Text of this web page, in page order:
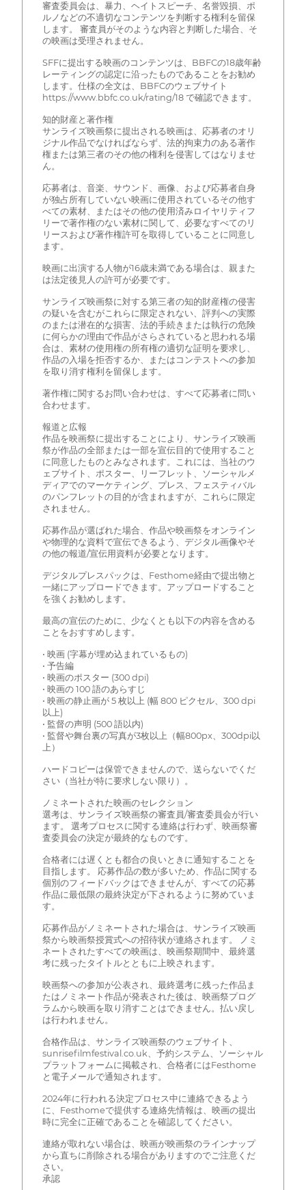
審査委員会は、暴力、ヘイトスピーチ、名誉毀損、ポ
ルノなどの不適切なコンテンツを判断する権利を留保
します。 審査員がそのような内容と判断した場合、そ
の映画は受理されません。
SFFに提出する映画のコンテンツは、BBFCの18歳年齢
レーティングの認定に沿ったものであることをお勧め
します。仕様の全文は、BBFCのウェブサイト
https://www.bbfc.co.uk/rating/18 で確認できます。
知的財産と著作権
サンライズ映画祭に提出される映画は、応募者のオリ
ジナル作品でなければならず、法的拘束力のある著作
権または第三者のその他の権利を侵害してはなりませ
ん。
応募者は、音楽、サウンド、画像、および応募者自身
が独占所有していない映画に使用されているその他す
べての素材、またはその他の使用済みロイヤリティフ
リーで著作権のない素材に関して、必要なすべてのリ
リースおよび著作権許可を取得していることに同意し
ます。
映画に出演する人物が16歳未満である場合は、親また
は法定後見人の許可が必要です。
サンライズ映画祭に対する第三者の知的財産権の侵害
の疑いを含むがこれらに限定されない、評判への実際
のまたは潜在的な損害、法的手続きまたは執行の危険
に何らかの理由で作品がさらされていると思われる場
合は、素材の使用権の所有権の適切な証明を要求し、
作品の入場を拒否するか、またはコンテストへの参加
を取り消す権利を留保します。
著作権に関するお問い合わせは、すべて応募者に問い
合わせます。
報道と広報
作品を映画祭に提出することにより、サンライズ映画
祭が作品の全部または一部を宣伝目的で使用すること
に同意したものとみなされます。これには、当社のウ
ェブサイト、ポスター、リーフレット、ソーシャルメ
ディアでのマーケティング、プレス、フェスティバル
のパンフレットの目的が含まれますが、これらに限定
されません。
応募作品が選ばれた場合、作品や映画祭をオンライン
や物理的な資料で宣伝できるよう、デジタル画像やそ
の他の報道/宣伝用資料が必要となります。
デジタルプレスパックは、Festhome経由で提出物と
一緒にアップロードできます。アップロードすること
を強くお勧めします。
最高の宣伝のために、少なくとも以下の内容を含める
ことをおすすめします。
• 映画 (字幕が埋め込まれているもの)
• 予告編
• 映画のポスター (300 dpi)
• 映画の 100 語のあらすじ
• 映画の静止画が 5 枚以上 (幅 800 ピクセル、300 dpi
以上)
• 監督の声明 (500 語以内)
• 監督や舞台裏の写真が3枚以上（幅800px、300dpi以
上）
ハードコピーは保管できませんので、送らないでくだ
さい（当社が特に要求しない限り）。
ノミネートされた映画のセレクション
選考は、サンライズ映画祭の審査員/審査委員会が行い
ます。 選考プロセスに関する連絡は行わず、映画祭審
査委員会の決定が最終的なものです。
合格者には遅くとも都合の良いときに通知することを
目指します。 応募作品の数が多いため、作品に関する
個別のフィードバックはできませんが、すべての応募
作品に最低限の最終決定が下されるように努めていま
す。
応募作品がノミネートされた場合は、サンライズ映画
祭から映画祭授賞式への招待状が連絡されます。 ノミ
ネートされたすべての映画は、映画祭期間中、最終選
考に残ったタイトルとともに上映されます。
映画祭への参加が公表され、最終選考に残った作品ま
たはノミネート作品が発表された後は、映画祭プログ
ラムから映画を取り消すことはできません。払い戻し
は行われません。
合格作品は、サンライズ映画祭のウェブサイト、
sunrisefilmfestival.co.uk、予約システム、ソーシャル
プラットフォームに掲載され、合格者にはFesthome
と電子メールで通知されます。
2024年に行われる決定プロセス中に連絡できるよう
に、Festhomeで提供する連絡先情報は、映画の提出
時に完全に正確であることを確認してください。
連絡が取れない場合は、映画が映画祭のラインナップ
から直ちに削除される場合がありますのでご注意くだ
さい。
承認